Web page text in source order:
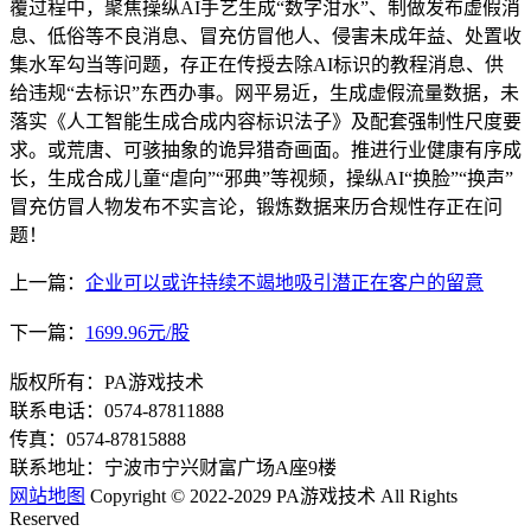
覆过程中，聚焦操纵AI手艺生成“数字泔水”、制做发布虚假消
息、低俗等不良消息、冒充仿冒他人、侵害未成年益、处置收
集水军勾当等问题，存正在传授去除AI标识的教程消息、供
给违规“去标识”东西办事。网平易近，生成虚假流量数据，未
落实《人工智能生成合成内容标识法子》及配套强制性尺度要
求。或荒唐、可骇抽象的诡异猎奇画面。推进行业健康有序成
长，生成合成儿童“虐向”“邪典”等视频，操纵AI“换脸”“换声”
冒充仿冒人物发布不实言论，锻炼数据来历合规性存正在问
题！
上一篇： 企业可以或许持续不竭地吸引潜正在客户的留意
下一篇： 1699.96元/股
版权所有：PA游戏技术
联系电话：0574-87811888
传真：0574-87815888
联系地址：宁波市宁兴财富广场A座9楼
网站地图 Copyright © 2022-2029 PA游戏技术 All Rights
Reserved